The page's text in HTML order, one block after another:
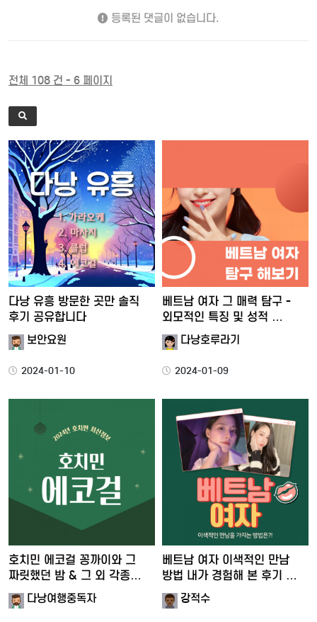
등록된 댓글이 없습니다.
전체 108 건 - 6 페이지
다낭 유흥 방문한 곳만 솔직
후기 공유합니다
보안요원
2024-01-10
베트남 여자 그 매력 탐구 -
외모적인 특징 및 성적 …
다낭호루라기
2024-01-09
호치민 에코걸 꽁까이와 그
짜릿했던 밤 & 그 외 각종…
다낭여행중독자
베트남 여자 이색적인 만남
방법 내가 경험해 본 후기 …
강적수